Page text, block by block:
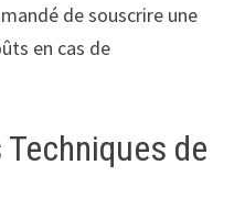
de souscrire une
en cas de
de